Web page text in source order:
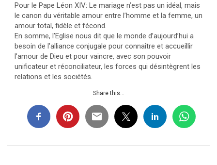
Pour le Pape Léon XIV: Le mariage n’est pas un idéal, mais
le canon du véritable amour entre l’homme et la femme, un
amour total, fidèle et fécond.
En somme, l’Eglise nous dit que le monde d’aujourd’hui a
besoin de l’alliance conjugale pour connaître et accueillir
l’amour de Dieu et pour vaincre, avec son pouvoir
unificateur et réconciliateur, les forces qui désintègrent les
relations et les sociétés.
Share this...